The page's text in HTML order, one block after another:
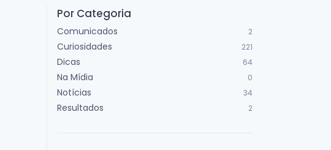
Por Categoria
Comunicados 2
Curiosidades 221
Dicas 64
Na Mídia 0
Notícias 34
Resultados 2